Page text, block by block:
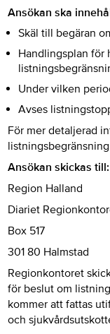
Ansökan ska
Skäl till begäran
Handlingsplan för
Under vilken
Avses
För mer detaljerad
Ansökan skickas till:
Region Halland
Diariet
Box 517
301 80 Halmstad
Regionkontoret
för beslut om
kommer att fattas
och